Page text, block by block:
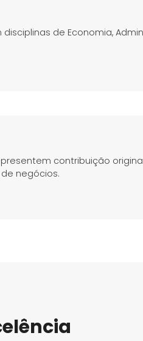
de Economia,
contribuição
negócios.